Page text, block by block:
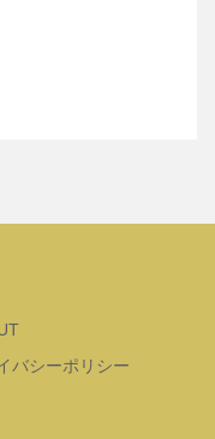
バシーポリシー